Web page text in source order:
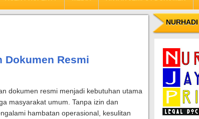
Dokumen Resmi
dokumen resmi menjadi kebutuhan utama
masyarakat umum. Tanpa izin dan
hambatan operasional, kesulitan